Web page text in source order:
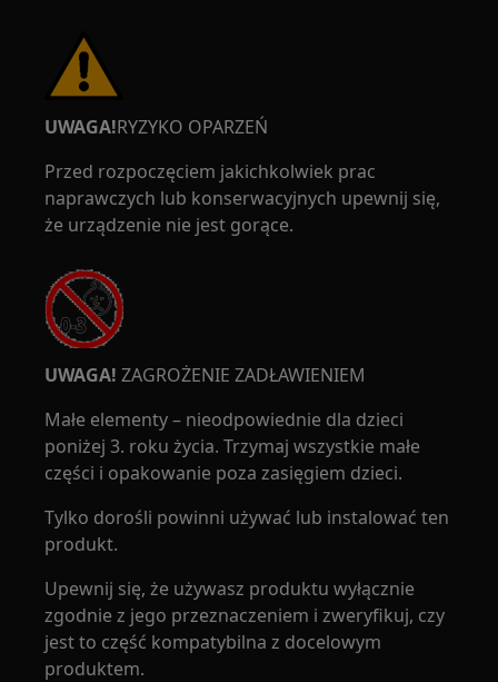
UWAGA!RYZYKO OPARZEŃ
Przed rozpoczęciem jakichkolwiek prac
naprawczych lub konserwacyjnych upewnij się,
że urządzenie nie jest gorące.
UWAGA! ZAGROŻENIE ZADŁAWIENIEM
Małe elementy – nieodpowiednie dla dzieci
poniżej 3. roku życia. Trzymaj wszystkie małe
części i opakowanie poza zasięgiem dzieci.
Tylko dorośli powinni używać lub instalować ten
produkt.
Upewnij się, że używasz produktu wyłącznie
zgodnie z jego przeznaczeniem i zweryfikuj, czy
jest to część kompatybilna z docelowym
produktem.